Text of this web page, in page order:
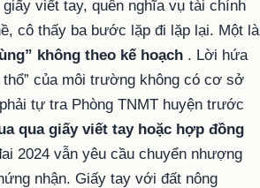
cô thấy ba bước lặp đi lặp lại. Một là
không theo kế hoạch . Lời hứa
thổ” của môi trường không có cơ sở
tự tra Phòng TNMT huyện trước
qua giấy viết tay hoặc hợp đồng
2024 vẫn yêu cầu chuyển nhượng
nhận. Giấy tay với đất nông